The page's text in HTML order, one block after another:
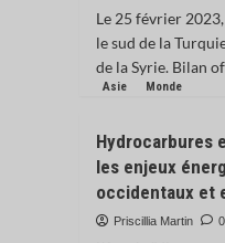
Le 25 février
le sud de la
de la Syrie. Bilan
Asie Monde
Hydrocarbures
les enjeux
occidentaux et
Priscillia Martin 0